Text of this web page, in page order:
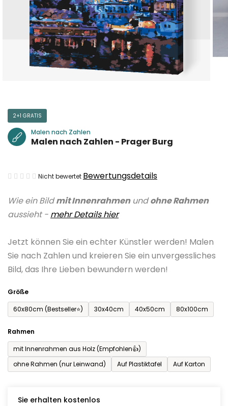
Wie ein Bildmit Innenrahmenundohne Rahmen
aussieht - mehr Details hier
Jetzt können Sie ein echter Künstler werden! Malen
Sie nach Zahlen und kreieren Sie ein unvergessliches
Bild, das Ihre Lieben bewundern werden!
Größe
60x80cm (Bestseller⭐)
30x40cm 40x50cm 80x100cm
Rahmen
mit Innenrahmen aus Holz (Empfohlen👍)
ohne Rahmen (nur Leinwand)
Auf Plastiktafel Auf Karton
Sie erhalten kostenlos
2+1 GRATIS
Malen nach Zahlen
Malen nach Zahlen - Prager Burg
Die
Produktbewertung
ist
von
5
Sternen.
Nicht bewertet Bewertungsdetails